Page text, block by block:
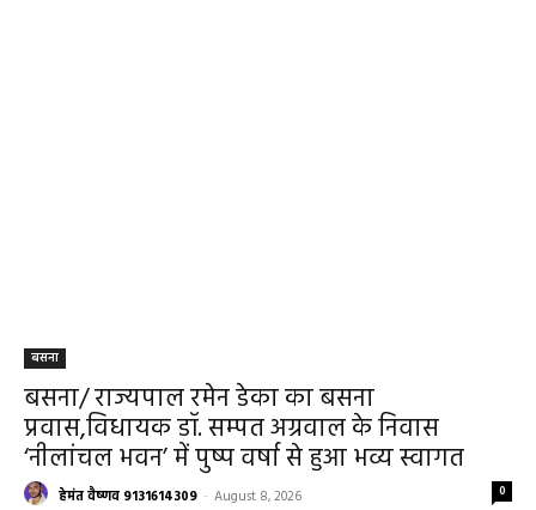
बसना
बसना/ राज्यपाल रमेन डेका का बसना
प्रवास,विधायक डॉ. सम्पत अग्रवाल के निवास
‘नीलांचल भवन’ में पुष्प वर्षा से हुआ भव्य स्वागत
हेमंत वैष्णव 9131614309 - August 8, 2026 0